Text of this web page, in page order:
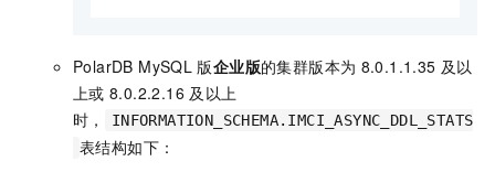
PolarDB MySQL 版企业版的集群版本为 8.0.1.1.35 及以
上或 8.0.2.2.16 及以上
时，
INFORMATION_SCHEMA.IMCI_ASYNC_DDL_STATS
表结构如下：